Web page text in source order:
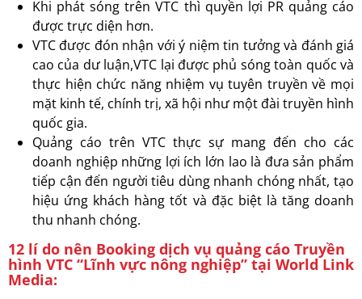
Khi phát sóng trên VTC thì quyền lợi PR quảng cáo
được trực diện hơn.
VTC được đón nhận với ý niệm tin tưởng và đánh giá
cao của dư luận,VTC lại được phủ sóng toàn quốc và
thực hiện chức năng nhiệm vụ tuyên truyền về mọi
mặt kinh tế, chính trị, xã hội như một đài truyền hình
quốc gia.
Quảng cáo trên VTC thực sự mang đến cho các
doanh nghiệp những lợi ích lớn lao là đưa sản phẩm
tiếp cận đến người tiêu dùng nhanh chóng nhất, tạo
hiệu ứng khách hàng tốt và đặc biệt là tăng doanh
thu nhanh chóng.
12 lí do nên Booking dịch vụ quảng cáo Truyền
hình VTC “Lĩnh vực nông nghiệp” tại World Link
Media: